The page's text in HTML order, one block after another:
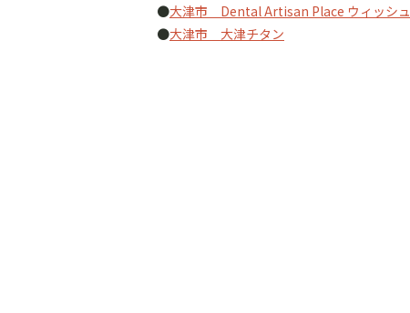
●大津市 Dental Artisan Place ウィッシュ
●大津市 大津チタン